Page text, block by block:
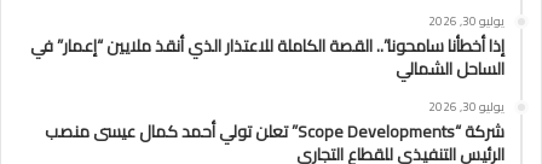
يوليو 30, 2026
إذا أخطأنا سامحونا”.. القصة الكاملة للاعتذار الذي أنقذ ملايين “إعمار” في
الساحل الشمالي
يوليو 30, 2026
شركة “Scope Developments” تعلن تولي أحمد كمال عيسى منصب
الرئيس التنفيذي للقطاع التجاري